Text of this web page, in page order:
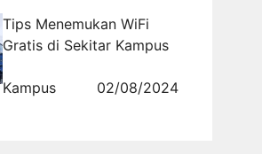
Tips Menemukan WiFi
Gratis di Sekitar Kampus
Kampus 02/08/2024